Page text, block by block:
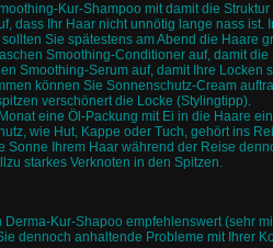
Kur-Shampoo mit damit die
dass Ihr Haar nicht unnötig lange nass
Sie spätestens am Abend die
Smoothing-Conditioner auf, damit
Smoothing-Serum auf, damit Ihre Locken
können Sie Sonnenschutz-Cream
verschönert die Locke (Stylingtipp).
eine Öl-Packung mit Ei in die Haare
wie Hut, Kappe oder Tuch, gehört ins
Sonne Ihrem Haar während der Reise
starkes Verknoten in den Spitzen.
Kur-Shapoo empfehlenswert (sehr
dennoch anhaltende Probleme mit Ihrer